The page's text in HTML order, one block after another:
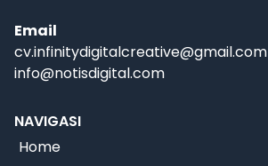
Email
cv.infinitydigitalcreative@gmail.com
info@notisdigital.com
NAVIGASI
Home